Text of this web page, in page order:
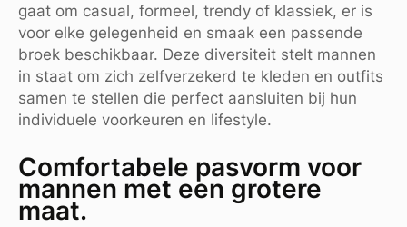
gaat om casual, formeel, trendy of klassiek, er is
voor elke gelegenheid en smaak een passende
broek beschikbaar. Deze diversiteit stelt mannen
in staat om zich zelfverzekerd te kleden en outfits
samen te stellen die perfect aansluiten bij hun
individuele voorkeuren en lifestyle.
Comfortabele pasvorm voor
mannen met een grotere
maat.